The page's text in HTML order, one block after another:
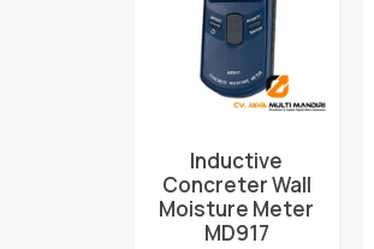
Inductive
Concreter Wall
Moisture Meter
MD917